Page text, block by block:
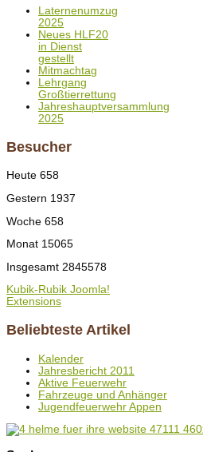
Laternenumzug
2025
Neues HLF20
in Dienst
gestellt
Mitmachtag
Lehrgang
Großtierrettung
Jahreshauptversammlung
2025
Besucher
Heute 658
Gestern 1937
Woche 658
Monat 15065
Insgesamt 2845578
Kubik-Rubik Joomla!
Extensions
Beliebteste Artikel
Kalender
Jahresbericht 2011
Aktive Feuerwehr
Fahrzeuge und Anhänger
Jugendfeuerwehr Appen